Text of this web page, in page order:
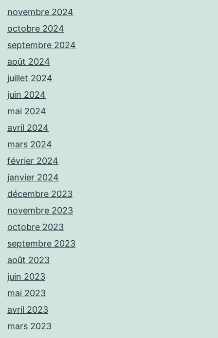
novembre 2024
octobre 2024
septembre 2024
août 2024
juillet 2024
juin 2024
mai 2024
avril 2024
mars 2024
février 2024
janvier 2024
décembre 2023
novembre 2023
octobre 2023
septembre 2023
août 2023
juin 2023
mai 2023
avril 2023
mars 2023